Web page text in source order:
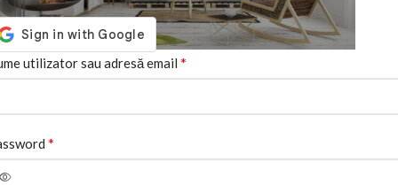
utilizator sau adresă email *
*